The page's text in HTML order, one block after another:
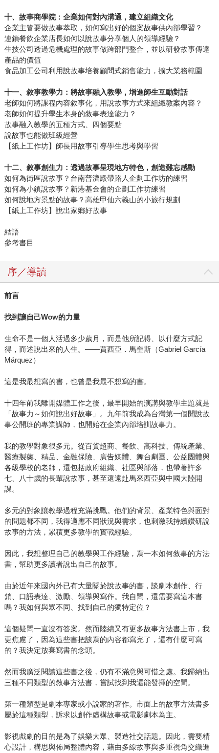
十、故事商學院：企業如何對內溝通，建立組織文化
企業主管要做故事萃取，如何寫出好的個案故事供內部學習？
連鎖餐飲企業店長如何以說故事分享個人的領導經驗？
生技公司透過危機處理的故事做跨部門整合，並以研發故事傳達
產品的價值
食品加工公司利用說故事培養顧問式銷售能力，擴大業務範圍
十一、敘事教學力：將故事融入教學，增進師生互動對話
老師如何將課程內容敘事化，用說故事方式來組織教案內容？
老師如何提升學生本身的敘事表達能力？
故事融入教學的五種方式、四個要點
說故事也能做班級經營
【紙上工作坊】師長用故事引導學生思考與學習
十二、敘事創生力：透過故事呈現地方特色，創造難忘感動
如何為街區說故事？台南普濟殿帶路人企劃工作坊的練習
如何為小鎮說故事？新港基金會的企劃工作坊練習
如何說地方景點的故事？高雄甲仙六義山的小旅行規劃
【紙上工作坊】說出家鄉好故事
結語
參考書目
序／導讀
前言
找到讓自己Wow的力量
生命不是一個人活過多少歲月，而是他所記得、以什麼方式記
得，而述說出來的人生。——賈西亞．馬奎斯（Gabriel García
Márquez）
這是我最想寫的書，也曾是我最不想寫的書。
十四年前我離開媒體工作之後，最早開始的演講與教學主題就是
「故事力～如何說出好故事」。九年前我成為台灣第一個開說故
事公開班的專業講師，也開始在企業內部培訓故事力。
我的教學對象很多元。從百貨超商、餐飲、高科技、傳統產業、
醫療製藥、精品、金融保險、廣告媒體、舞台劇團、公益團體與
各級學校的老師，還包括政府組織、社區與部落，也帶著許多
七、八十歲的長輩說故事，甚至還遠赴馬來西亞與中國大陸開
課。
多元的對象讓教學過程充滿挑戰。他們的背景、產業特色與面對
的問題都不同，我得適應不同狀況與需求，也刺激我持續鑽研說
故事的方法，累積更多教學的實戰經驗。
因此，我想整理自己的教學與工作經驗，寫一本如何敘事的方法
書，幫助更多讀者說出自己的故事。
由於近年來國內外已有大量關於說故事的書，談劇本創作、行
銷、口語表達、激勵、領導與寫作。我自問，還需要寫這本書
嗎？我如何與眾不同、找到自己的獨特定位？
這個疑問一直沒有答案。然而陸續又有更多故事方法書上市，我
更焦慮了，因為這些書把該寫的內容都寫完了，還有什麼可寫
的？我決定放棄寫書的念頭。
然而我廣泛閱讀這些書之後，仍有不滿意與可惜之處。我歸納出
三種不同類型的敘事方法書，嘗試找到我還能發揮的空間。
第一種類型是劇本專家或小說家的著作。市面上的故事方法書多
屬於這種類型，訴求以創作虛構故事或電影劇本為主。
影視戲劇的目的是為了娛樂大眾、製造社交話題。因此，需要精
心設計，構思與佈局整體內容，藉由多線故事與多重視角交織進